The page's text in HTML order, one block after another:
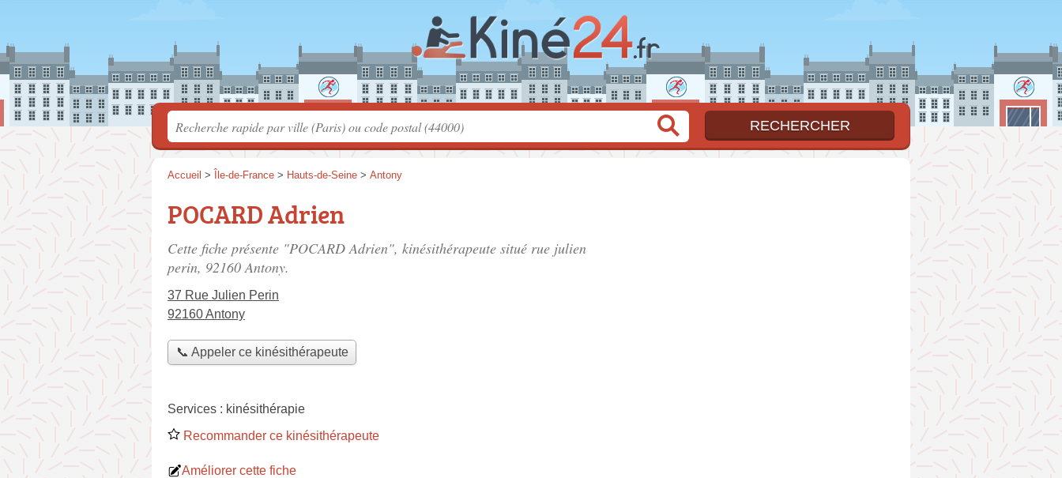
Accueil > Île-de-France > Hauts-de-Seine > Antony
POCARD Adrien
Cette fiche présente "POCARD Adrien", kinésithérapeute situé rue julien
perin, 92160 Antony.
37 Rue Julien Perin
92160 Antony
📞 Appeler ce kinésithérapeute
Services : kinésithérapie
Recommander ce kinésithérapeute
Améliorer cette fiche